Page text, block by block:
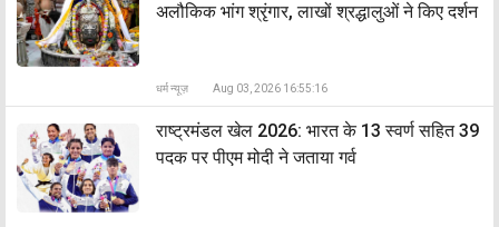
अलौकिक भांग श्रृंगार, लाखों श्रद्धालुओं ने किए दर्शन
धर्म न्यूज़ Aug 03, 2026 16:55:16
राष्ट्रमंडल खेल 2026: भारत के 13 स्वर्ण सहित 39
पदक पर पीएम मोदी ने जताया गर्व